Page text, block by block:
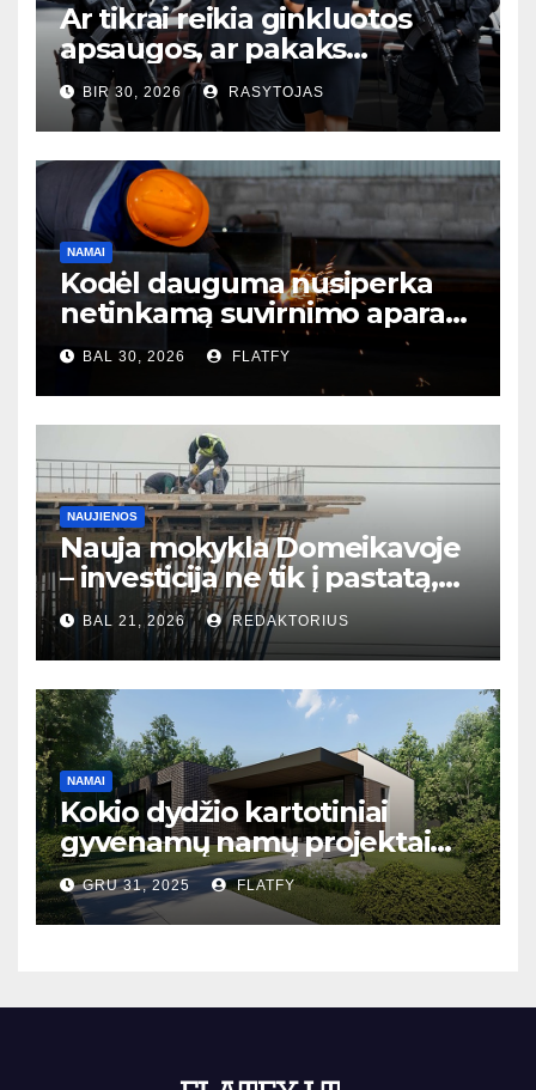
Ar tikrai reikia ginkluotos
apsaugos, ar pakaks
išmaniųjų kamerų?
BIR 30, 2026 RASYTOJAS
NAMAI
Kodėl dauguma nusiperka
netinkamą suvirnimo aparatą
– ir to net nesupranta?
BAL 30, 2026 FLATFY
NAUJIENOS
Nauja mokykla Domeikavoje
– investicija ne tik į pastatą,
bet ir į bendruomenės ateitį
BAL 21, 2026 REDAKTORIUS
NAMAI
Kokio dydžio kartotiniai
gyvenamų namų projektai
populiariausi Lietuvoje?
GRU 31, 2025 FLATFY